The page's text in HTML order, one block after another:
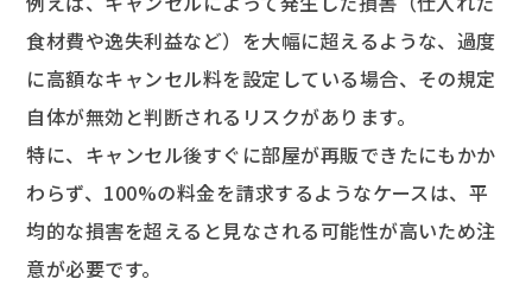
食材費や逸失利益など）を大幅に超えるような、過度
に高額なキャンセル料を設定している場合、その規定
自体が無効と判断されるリスクがあります。
特に、キャンセル後すぐに部屋が再販できたにもかか
わらず、100%の料金を請求するようなケースは、平
均的な損害を超えると見なされる可能性が高いため注
意が必要です。